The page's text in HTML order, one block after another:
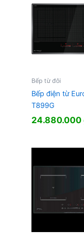
Bếp từ đôi
Bếp điện từ
T899G
24.880.000